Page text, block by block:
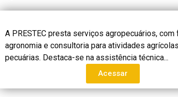
A PRESTEC presta serviços agropecuários, com
agronomia e consultoria para atividades
pecuárias. Destaca-se na assistência técnica...
Acessar